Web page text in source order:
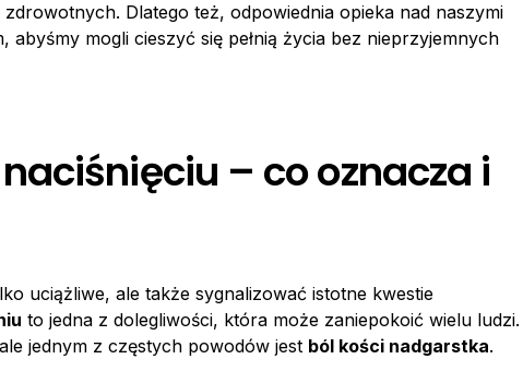
Dlatego też, odpowiednia opieka nad naszymi
abyśmy mogli cieszyć się pełnią życia bez nieprzyjemnych
– co oznacza i
uciążliwe, ale także sygnalizować istotne kwestie
to jedna z dolegliwości, która może zaniepokoić wielu ludzi.
jednym z częstych powodów jest ból kości nadgarstka.